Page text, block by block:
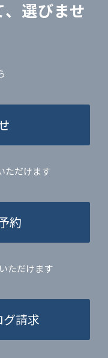
選びませ
ただけます
約
ただけます
請求